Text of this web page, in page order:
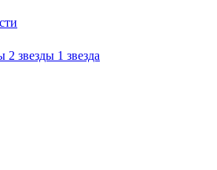
2 звезды 1 звезда